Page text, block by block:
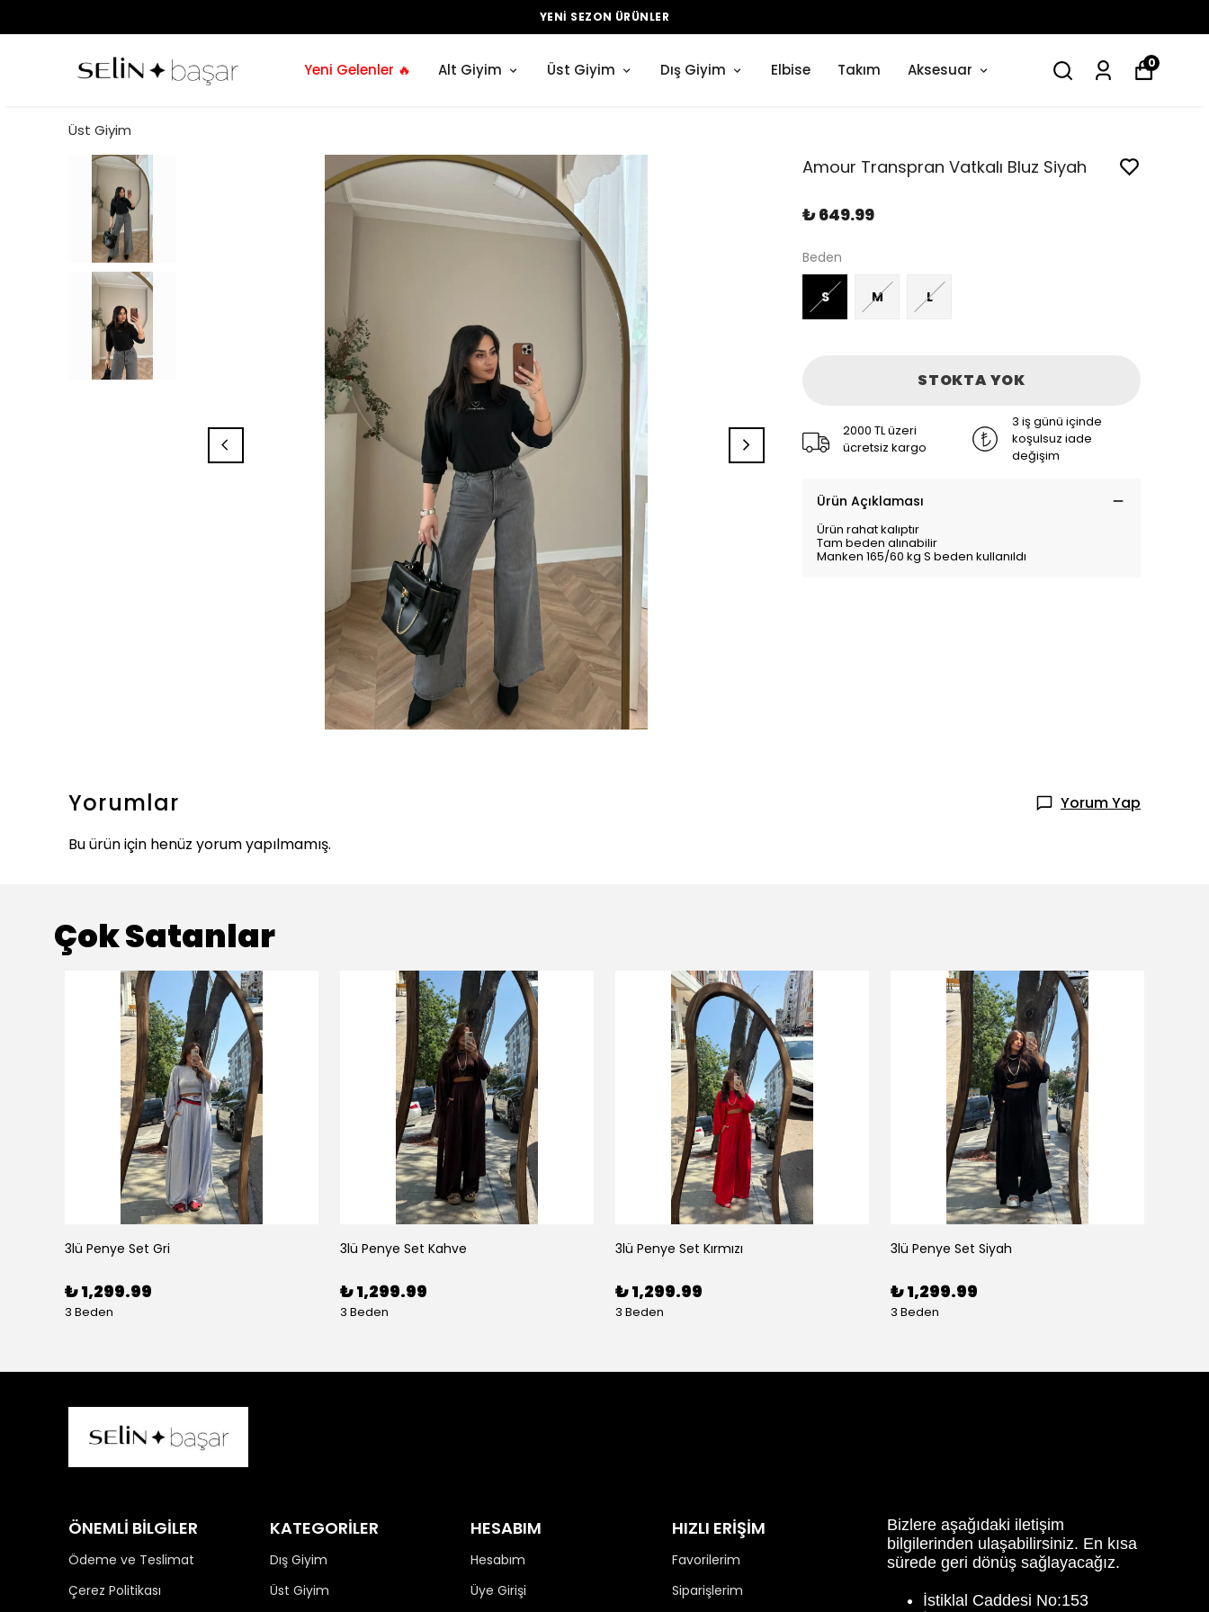
YENI SEZON ÜRÜNLER
Yeni Gelenler 🔥 Alt Giyim Üst Giyim Dış Giyim Elbise Takım Aksesuar 0
Üst Giyim
Amour Transpran Vatkalı Bluz Siyah
₺ 649.99
Beden
S M L
STOKTA YOK
2000 TL üzeri
ücretsiz kargo
3 iş günü içinde
koşulsuz iade
değişim
Ürün Açıklaması
Ürün rahat kalıptır
Tam beden alınabilir
Manken 165/60 kg S beden kullanıldı
Yorumlar
Yorum Yap
Bu ürün için henüz yorum yapılmamış.
Çok Satanlar
3lü Penye Set Gri
₺ 1,299.99
3 Beden
3lü Penye Set Kahve
₺ 1,299.99
3 Beden
3lü Penye Set Kırmızı
₺ 1,299.99
3 Beden
3lü Penye Set Siyah
₺ 1,299.99
3 Beden
ÖNEMLİ BİLGİLER
Ödeme ve Teslimat
Çerez Politikası
KATEGORİLER
Dış Giyim
Üst Giyim
HESABIM
Hesabım
Üye Girişi
HIZLI ERİŞİM
Favorilerim
Siparişlerim
Bizlere aşağıdaki iletişim
bilgilerinden ulaşabilirsiniz. En kısa
sürede geri dönüş sağlayacağız.
İstiklal Caddesi No:153